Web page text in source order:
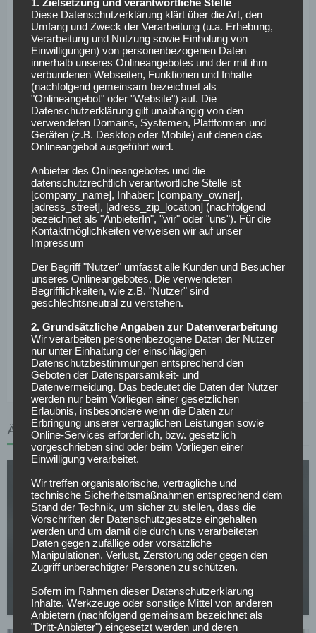
Im Dezember 1998 tauchte im ZDF-Sportstudio ein bis
dato weitgehend unbekannter Trainer namens Ralf
Rangnick auf,der dem geneigten TV-Publikum die Vierer-
Kette erklärte– und dessen TeamSSVUlm
März 1999 eingestiegenen Coach Martin Andermatt dann
am Saisonende in Richtung Bundesliga durchmarschierte.
Rangnick selbst durfte dann 2007/2008 mit
Hoffenheimjubeln. „Der Professor“ führte den von
Dietmar Hopp finanzierten Verein aus dem Kraichgau
von der Regionalliga auf direktem Weg zur
Herbstmeisterschaft 2008 in der Bundesliga.
Unvergessen.
Darmstadt 98
Bölle“, blieb erst viaRelegation gegen Arminia Bielefeld
(4:2 n. V. / Hinspiel am Böllenfalltor: 1:3)in der Zweiten
Liga und stieg ein Jahr später in die Bundesliga auf.
Letzter Verein, der von Liga drei in die Eliteklasse des
deutschen Fußballs durchmarschierte, war derSC
Paderborn2018/2019.
ÄHNLICHE ARTIKEL
2. BUNDESLIGA
23.07.2026
Diese Datenschutzerklärung klärt über die Art, den
Umfang und Zweck der Verarbeitung (u.a. Erhebung,
Verarbeitung und Nutzung sowie Einholung von
Einwilligungen) von personenbezogenen Daten
innerhalb unseres Onlineangebotes und der mit ihm
verbundenen Webseiten, Funktionen und Inhalte
(nachfolgend gemeinsam bezeichnet als
"Onlineangebot" oder "Website") auf. Die
Datenschutzerklärung gilt unabhängig von den
verwendeten Domains, Systemen, Plattformen und
Geräten (z.B. Desktop oder Mobile) auf denen das
Onlineangebot ausgeführt wird.
Anbieter des Onlineangebotes und die
datenschutzrechtlich verantwortliche Stelle ist
[company_name], Inhaber: [company_owner],
[adress_street], [adress_zip_location] (nachfolgend
bezeichnet als "AnbieterIn", "wir" oder "uns"). Für die
Kontaktmöglichkeiten verweisen wir auf unser
Impressum
Der Begriff "Nutzer" umfasst alle Kunden und Besucher
unseres Onlineangebotes. Die verwendeten
Begrifflichkeiten, wie z.B. "Nutzer" sind
geschlechtsneutral zu verstehen.
2. Grundsätzliche Angaben zur Datenverarbeitung
Wir verarbeiten personenbezogene Daten der Nutzer
nur unter Einhaltung der einschlägigen
Datenschutzbestimmungen entsprechend den
Geboten der Datensparsamkeit- und
Datenvermeidung. Das bedeutet die Daten der Nutzer
werden nur beim Vorliegen einer gesetzlichen
Erlaubnis, insbesondere wenn die Daten zur
Erbringung unserer vertraglichen Leistungen sowie
Online-Services erforderlich, bzw. gesetzlich
vorgeschrieben sind oder beim Vorliegen einer
Einwilligung verarbeitet.
Wir treffen organisatorische, vertragliche und
technische Sicherheitsmaßnahmen entsprechend dem
Stand der Technik, um sicher zu stellen, dass die
Vorschriften der Datenschutzgesetze eingehalten
werden und um damit die durch uns verarbeiteten
Daten gegen zufällige oder vorsätzliche
Manipulationen, Verlust, Zerstörung oder gegen den
Zugriff unberechtigter Personen zu schützen.
Sofern im Rahmen dieser Datenschutzerklärung
Inhalte, Werkzeuge oder sonstige Mittel von anderen
Anbietern (nachfolgend gemeinsam bezeichnet als
"Dritt-Anbieter") eingesetzt werden und deren